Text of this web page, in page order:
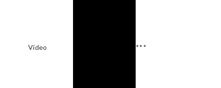
Video ***